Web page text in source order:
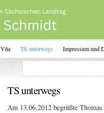
Vita TS unterwegs Impressum und
TS unterwegs
Am 13.06.2012 begrüßte